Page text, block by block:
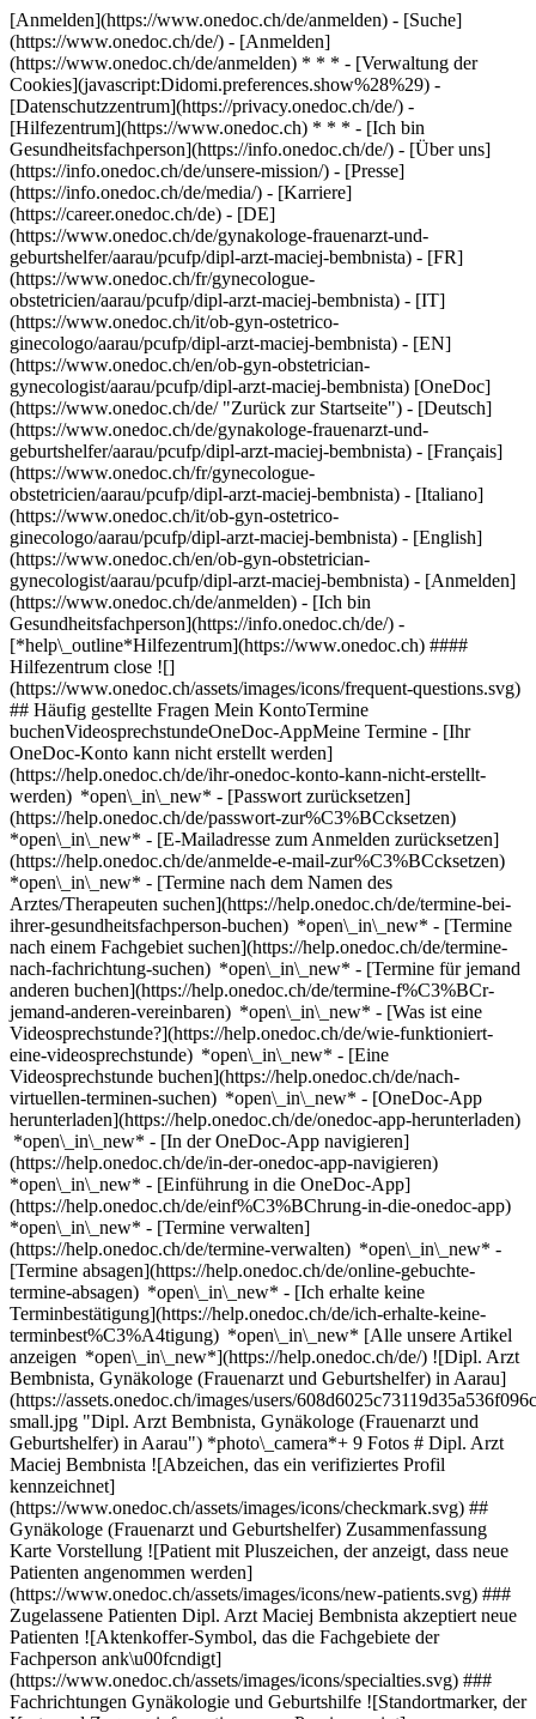
[Anmelden](https://www.onedoc.ch/de/anmelden) - [Suche]
(https://www.onedoc.ch/de/) - [Anmelden]
(https://www.onedoc.ch/de/anmelden) * * * - [Verwaltung der
Cookies](javascript:Didomi.preferences.show%28%29) -
[Datenschutzzentrum](https://privacy.onedoc.ch/de/) -
[Hilfezentrum](https://www.onedoc.ch) * * * - [Ich bin
Gesundheitsfachperson](https://info.onedoc.ch/de/) - [Über uns]
(https://info.onedoc.ch/de/unsere-mission/) - [Presse]
(https://info.onedoc.ch/de/media/) - [Karriere]
(https://career.onedoc.ch/de) - [DE]
(https://www.onedoc.ch/de/gynakologe-frauenarzt-und-
geburtshelfer/aarau/pcufp/dipl-arzt-maciej-bembnista) - [FR]
(https://www.onedoc.ch/fr/gynecologue-
obstetricien/aarau/pcufp/dipl-arzt-maciej-bembnista) - [IT]
(https://www.onedoc.ch/it/ob-gyn-ostetrico-
ginecologo/aarau/pcufp/dipl-arzt-maciej-bembnista) - [EN]
(https://www.onedoc.ch/en/ob-gyn-obstetrician-
gynecologist/aarau/pcufp/dipl-arzt-maciej-bembnista) [OneDoc]
(https://www.onedoc.ch/de/ "Zurück zur Startseite") - [Deutsch]
(https://www.onedoc.ch/de/gynakologe-frauenarzt-und-
geburtshelfer/aarau/pcufp/dipl-arzt-maciej-bembnista) - [Français]
(https://www.onedoc.ch/fr/gynecologue-
obstetricien/aarau/pcufp/dipl-arzt-maciej-bembnista) - [Italiano]
(https://www.onedoc.ch/it/ob-gyn-ostetrico-
ginecologo/aarau/pcufp/dipl-arzt-maciej-bembnista) - [English]
(https://www.onedoc.ch/en/ob-gyn-obstetrician-
gynecologist/aarau/pcufp/dipl-arzt-maciej-bembnista) - [Anmelden]
(https://www.onedoc.ch/de/anmelden) - [Ich bin
Gesundheitsfachperson](https://info.onedoc.ch/de/) -
[*help\_outline*Hilfezentrum](https://www.onedoc.ch) ####
Hilfezentrum close ![]
(https://www.onedoc.ch/assets/images/icons/frequent-questions.svg)
## Häufig gestellte Fragen Mein KontoTermine
buchenVideosprechstundeOneDoc-AppMeine Termine - [Ihr
OneDoc-Konto kann nicht erstellt werden]
(https://help.onedoc.ch/de/ihr-onedoc-konto-kann-nicht-erstellt-
werden) *open\_in\_new* - [Passwort zurücksetzen]
(https://help.onedoc.ch/de/passwort-zur%C3%BCcksetzen)
*open\_in\_new* - [E-Mailadresse zum Anmelden zurücksetzen]
(https://help.onedoc.ch/de/anmelde-e-mail-zur%C3%BCcksetzen)
*open\_in\_new* - [Termine nach dem Namen des
Arztes/Therapeuten suchen](https://help.onedoc.ch/de/termine-bei-
ihrer-gesundheitsfachperson-buchen) *open\_in\_new* - [Termine
nach einem Fachgebiet suchen](https://help.onedoc.ch/de/termine-
nach-fachrichtung-suchen) *open\_in\_new* - [Termine für jemand
anderen buchen](https://help.onedoc.ch/de/termine-f%C3%BCr-
jemand-anderen-vereinbaren) *open\_in\_new* - [Was ist eine
Videosprechstunde?](https://help.onedoc.ch/de/wie-funktioniert-
eine-videosprechstunde) *open\_in\_new* - [Eine
Videosprechstunde buchen](https://help.onedoc.ch/de/nach-
virtuellen-terminen-suchen) *open\_in\_new* - [OneDoc-App
herunterladen](https://help.onedoc.ch/de/onedoc-app-herunterladen)
*open\_in\_new* - [In der OneDoc-App navigieren]
(https://help.onedoc.ch/de/in-der-onedoc-app-navigieren)
*open\_in\_new* - [Einführung in die OneDoc-App]
(https://help.onedoc.ch/de/einf%C3%BChrung-in-die-onedoc-app)
*open\_in\_new* - [Termine verwalten]
(https://help.onedoc.ch/de/termine-verwalten) *open\_in\_new* -
[Termine absagen](https://help.onedoc.ch/de/online-gebuchte-
termine-absagen) *open\_in\_new* - [Ich erhalte keine
Terminbestätigung](https://help.onedoc.ch/de/ich-erhalte-keine-
terminbest%C3%A4tigung) *open\_in\_new* [Alle unsere Artikel
anzeigen *open\_in\_new*](https://help.onedoc.ch/de/) ![Dipl. Arzt
Bembnista, Gynäkologe (Frauenarzt und Geburtshelfer) in Aarau]
(https://assets.onedoc.ch/images/users/
small.jpg "Dipl. Arzt Bembnista, Gynäkologe (Frauenarzt und
Geburtshelfer) in Aarau") *photo\_camera*+ 9 Fotos # Dipl. Arzt
Maciej Bembnista ![Abzeichen, das ein verifiziertes Profil
kennzeichnet]
(https://www.onedoc.ch/assets/images/icons/checkmark.svg) ##
Gynäkologe (Frauenarzt und Geburtshelfer) Zusammenfassung
Karte Vorstellung ![Patient mit Pluszeichen, der anzeigt, dass neue
Patienten angenommen werden]
(https://www.onedoc.ch/assets/images/icons/new-patients.svg) ###
Zugelassene Patienten Dipl. Arzt Maciej Bembnista akzeptiert neue
Patienten ![Aktenkoffer-Symbol, das die Fachgebiete der
Fachperson ank\u00fcndigt]
(https://www.onedoc.ch/assets/images/icons/specialties.svg) ###
Fachrichtungen Gynäkologie und Geburtshilfe ![Standortmarker, der